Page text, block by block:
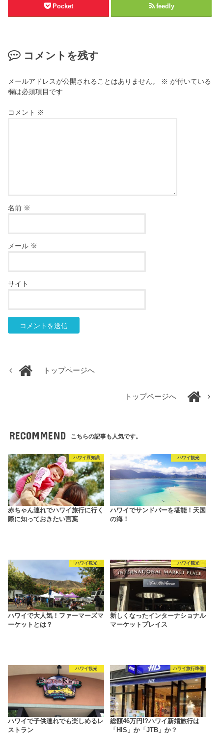
Pocket feedly
コメントを残す
メールアドレスが公開されることはありません。 ※ が付いている
欄は必須項目です
コメント ※
名前 ※
メール ※
サイト
トップページへ
トップページへ
RECOMMEND こちらの記事も人気です。
ハワイ豆知識
赤ちゃん連れでハワイ旅行に行く
際に知っておきたい言葉
ハワイ観光
ハワイでサンドバーを堪能！天国
の海！
ハワイ観光
ハワイで大人気！ファーマーズマ
ーケットとは？
ハワイ観光
新しくなったインターナショナル
マーケットプレイス
ハワイ観光
ハワイで子供連れでも楽しめるレ
ストラン
ハワイ旅行準備
総額46万円!?ハワイ新婚旅行は
「HIS」か「JTB」か？